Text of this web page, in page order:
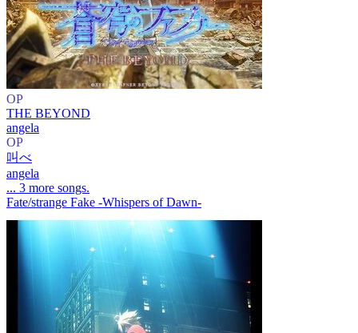
OP
THE BEYOND
angela
OP
叫べ
angela
... 3 more songs.
Fate/strange Fake -Whispers of Dawn-